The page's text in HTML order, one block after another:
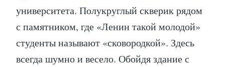
университета. Полукруглый скверик рядом
с памятником, где «Ленин такой молодой»
студенты называют «сковородкой». Здесь
всегда шумно и весело. Обойдя здание с